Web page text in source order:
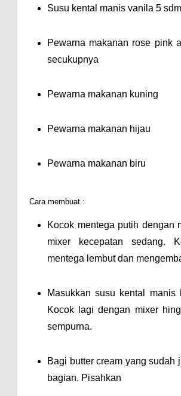
Susu kental manis vanila 5 sdm
Pewarna makanan rose pink
secukupnya
Pewarna makanan kuning
Pewarna makanan hijau
Pewarna makanan biru
Cara membuat :
Kocok mentega putih dengan
mixer kecepatan sedang.
mentega lembut dan
Masukkan susu kental manis
Kocok lagi dengan mixer
sempurna.
Bagi butter cream yang sudah
bagian. Pisahkan